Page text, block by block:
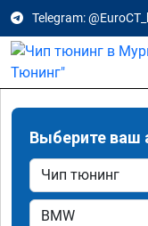
Telegram:
Выберите ваш